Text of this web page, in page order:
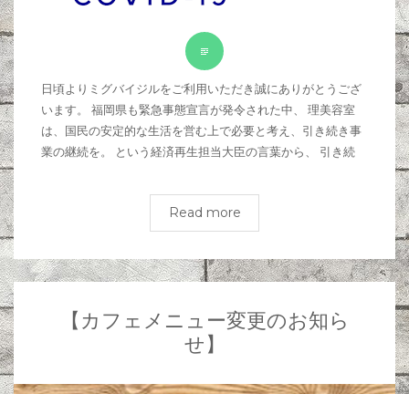
日頃よりミグバイジルをご利用いただき誠にありがとうござ
います。 福岡県も緊急事態宣言が発令された中、 理美容室
は、国民の安定的な生活を営む上で必要と考え、引き続き事
業の継続を。 という経済再生担当大臣の言葉から、 引き続
Read more
【カフェメニュー変更のお知ら
せ】